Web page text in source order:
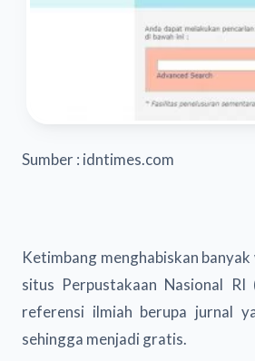
Sumber : idntimes.com
Ketimbang menghabiskan
situs Perpustakaan Nasional RI
referensi ilmiah berupa jurnal
sehingga menjadi gratis.